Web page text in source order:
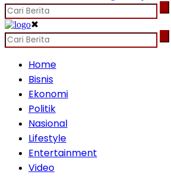
✖
Home
Bisnis
Ekonomi
Politik
Nasional
Lifestyle
Entertainment
Video